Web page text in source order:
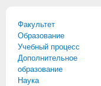
Факультет
Образование
Учебный процесс
Дополнительное
образование
Наука